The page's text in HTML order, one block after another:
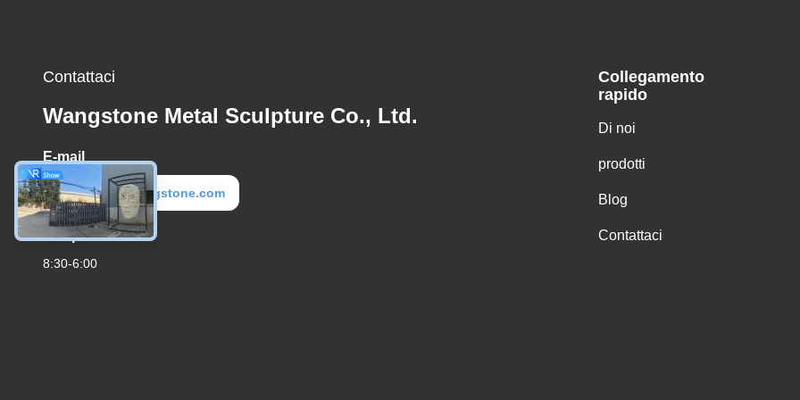
Contattaci
Wangstone Metal Sculpture Co., Ltd.
E-mail
metal@wangstone.com
Tempo di lavoro
8:30-6:00
Collegamento
rapido
Di noi
prodotti
Blog
Contattaci